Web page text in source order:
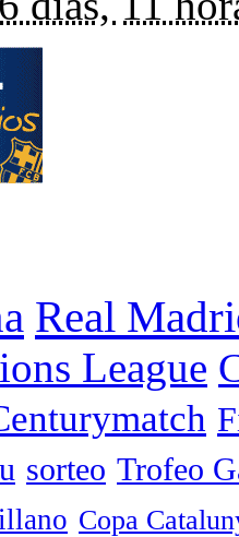
Real
League
sorteo Trofeo
Copa